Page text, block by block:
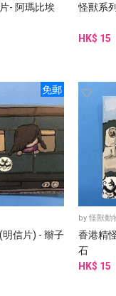
- 阿瑪比埃 怪獸系
HK$ 15
免郵
信片) - 辮子
by怪獸動
香港精
石
HK$ 15